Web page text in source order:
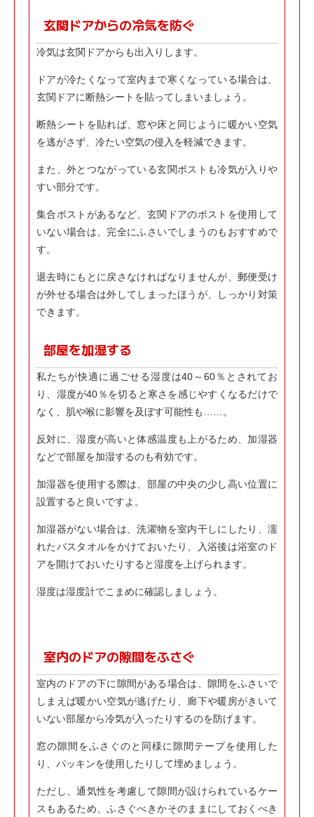
玄関ドアからの冷気を防ぐ
冷気は玄関ドアからも出入りします。
ドアが冷たくなって室内まで寒くなっている場合は、
玄関ドアに断熱シートを貼ってしまいましょう。
断熱シートを貼れば、窓や床と同じように暖かい空気
を逃がさず、冷たい空気の侵入を軽減できます。
また、外とつながっている玄関ポストも冷気が入りや
すい部分です。
集合ポストがあるなど、玄関ドアのポストを使用して
いない場合は、完全にふさいでしまうのもおすすめで
す。
退去時にもとに戻さなければなりませんが、郵便受け
が外せる場合は外してしまったほうが、しっかり対策
できます。
部屋を加湿する
私たちが快適に過ごせる湿度は40～60％とされてお
り、湿度が40％を切ると寒さを感じやすくなるだけで
なく、肌や喉に影響を及ぼす可能性も……。
反対に、湿度が高いと体感温度も上がるため、加湿器
などで部屋を加湿するのも有効です。
加湿器を使用する際は、部屋の中央の少し高い位置に
設置すると良いですよ。
加湿器がない場合は、洗濯物を室内干しにしたり、濡
れたバスタオルをかけておいたり、入浴後は浴室のド
アを開けておいたりすると湿度を上げられます。
湿度は湿度計でこまめに確認しましょう。
室内のドアの隙間をふさぐ
室内のドアの下に隙間がある場合は、隙間をふさいで
しまえば暖かい空気が逃げたり、廊下や暖房がきいて
いない部屋から冷気が入ったりするのを防げます。
窓の隙間をふさぐのと同様に隙間テープを使用した
り、パッキンを使用したりして埋めましょう。
ただし、通気性を考慮して隙間が設けられているケー
スもあるため、ふさぐべきかそのままにしておくべき